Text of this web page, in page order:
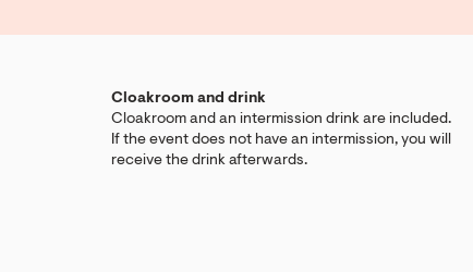
Cloakroom and drink
Cloakroom and an intermission drink are included.
If the event does not have an intermission, you will
receive the drink afterwards.